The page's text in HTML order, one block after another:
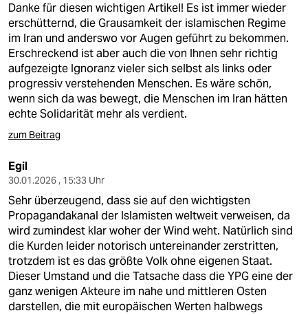
Danke für diesen wichtigen Artikel! Es ist immer wieder
erschütternd, die Grausamkeit der islamischen Regime
im Iran und anderswo vor Augen geführt zu bekommen.
Erschreckend ist aber auch die von Ihnen sehr richtig
aufgezeigte Ignoranz vieler sich selbst als links oder
progressiv verstehenden Menschen. Es wäre schön,
wenn sich da was bewegt, die Menschen im Iran hätten
echte Solidarität mehr als verdient.
zum Beitrag
Egil
30.01.2026 , 15:33 Uhr
Sehr überzeugend, dass sie auf den wichtigsten
Propagandakanal der Islamisten weltweit verweisen, da
wird zumindest klar woher der Wind weht. Natürlich sind
die Kurden leider notorisch untereinander zerstritten,
trotzdem ist es das größte Volk ohne eigenen Staat.
Dieser Umstand und die Tatsache dass die YPG eine der
ganz wenigen Akteure im nahe und mittleren Osten
darstellen, die mit europäischen Werten halbwegs